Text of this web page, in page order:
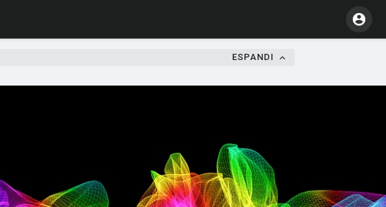
ESPANDI